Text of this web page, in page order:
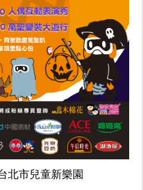
北市兒童新樂園